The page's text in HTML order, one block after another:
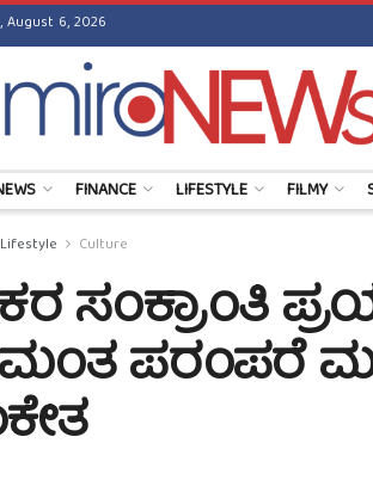
August 6, 2026
FINANCE LIFESTYLE FILMY
Lifestyle Culture
ಸಂಕ್ರಾಂತಿ
ಪರಂಪರೆ